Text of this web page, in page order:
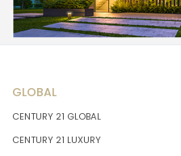
GLOBAL
CENTURY 21 GLOBAL
CENTURY 21 LUXURY